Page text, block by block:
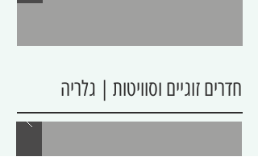
חדרים זוגיים וסוויטות | גלריה